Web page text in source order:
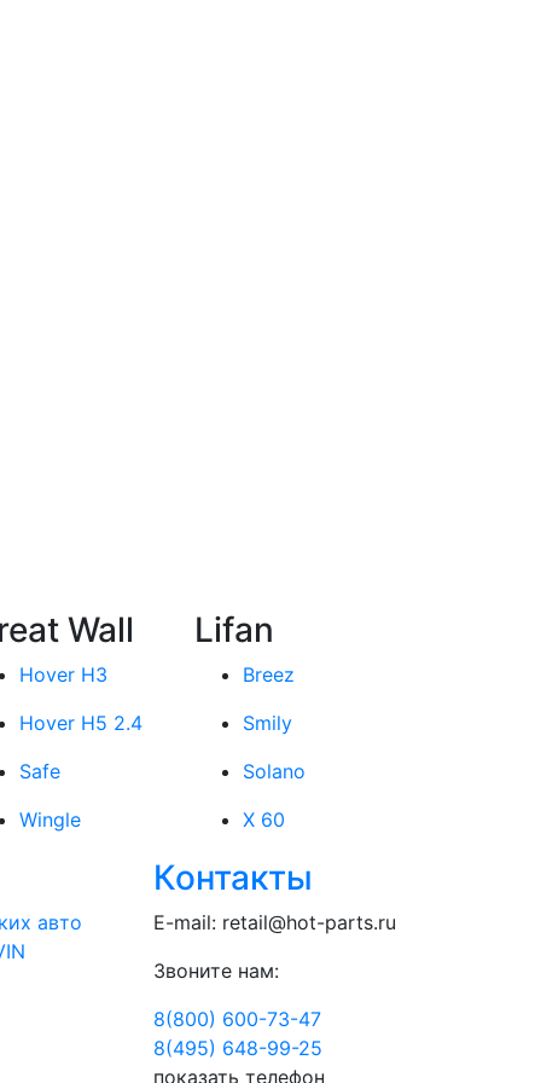
Wall
Hover H3
Hover H5 2.4
Safe
Wingle
Lifan
Breez
Smily
Solano
X 60
авто
Контакты
E-mail: retail@hot-parts.ru
Звоните нам:
8(800) 600-73-47
8(495) 648-99-25
показать телефон